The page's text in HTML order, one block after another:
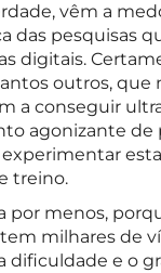
vêm a
das pesquisas
digitais.
outros, que
a conseguir
agonizante de
treino.
por menos,
milhares de
dificuldade e o